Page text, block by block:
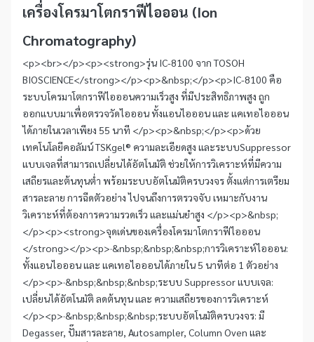
เครื่องโครมาโตกราฟีไอออน (Ion
Chromatography)
<p><br></p><p><strong>รุ่น IC-8100 จาก TOSOH
BIOSCIENCE</strong></p><p>&nbsp;</p><p>IC-8100 คือ
ระบบโครมาโตกราฟีไอออนความเร็วสูง ที่มีประสิทธิภาพสูง ถูก
ออกแบบมาเพื่อตรวจวัดไอออน ทั้งแอนไอออน และ แคเทอไอออน
ได้ภายในเวลาเพียง 55 นาที </p><p>&nbsp;</p><p>ด้วย
เทคโนโลยีคอลัมน์ TSKgel® ความละเอียดสูง และระบบSuppressor
แบบเจลที่สามารถเปลี่ยนได้อัตโนมัติ ช่วยให้การวิเคราะห์ที่มีความ
เสถียรและต้นทุนต่ำ พร้อมระบบอัตโนมัติครบวงจร ตั้งแต่การเตรียม
สารละลาย การฉีดตัวอย่าง ไปจนถึงการตรวจจับ เหมาะกับงาน
วิเคราะห์ที่ต้องการความรวดเร็ว และแม่นยำสูง </p><p>&nbsp;
</p><p><strong>จุดเด่นของเครื่องโครมาโตกราฟีไอออน
</strong></p><p>·&nbsp;&nbsp;&nbsp;การวิเคราะห์ไอออน:
ทั้งแอนไอออน และ แคเทอไอออนได้ภายใน 5 นาทีต่อ 1 ตัวอย่าง
</p><p>·&nbsp;&nbsp;&nbsp;ระบบ Suppressor แบบเจล:
เปลี่ยนได้อัตโนมัติ ลดต้นทุน และ ความเสถียรของการวิเคราะห์
</p><p>·&nbsp;&nbsp;&nbsp;ระบบอัตโนมัติครบวงจร: มี
Degasser, ปั๊มสารละลาย, Autosampler, Column Oven และ